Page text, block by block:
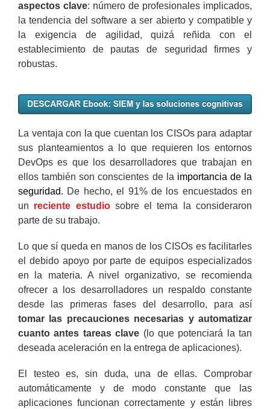
aspectos clave: número de profesionales implicados,
la tendencia del software a ser abierto y compatible y
la exigencia de agilidad, quizá reñida con el
establecimiento de pautas de seguridad firmes y
robustas.
La ventaja con la que cuentan los CISOs para adaptar
sus planteamientos a lo que requieren los entornos
DevOps es que los desarrolladores que trabajan en
ellos también son conscientes de la importancia de la
seguridad. De hecho, el 91% de los encuestados en
un reciente estudiosobre el tema la consideraron
parte de su trabajo.
Lo que sí queda en manos de los CISOs es facilitarles
el debido apoyo por parte de equipos especializados
en la materia. A nivel organizativo, se recomienda
ofrecer a los desarrolladores un respaldo constante
desde las primeras fases del desarrollo, para así
tomar las precauciones necesarias y automatizar
cuanto antes tareas clave (lo que potenciará la tan
deseada aceleración en la entrega de aplicaciones).
El testeo es, sin duda, una de ellas. Comprobar
automáticamente y de modo constante que las
aplicaciones funcionan correctamente y están libres